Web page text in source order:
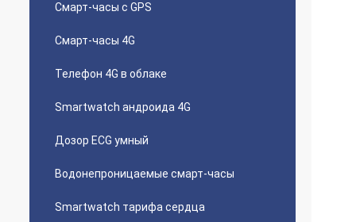
Смарт-часы с GPS
Смарт-часы 4G
Телефон 4G в облаке
Smartwatch андроида 4G
Дозор ECG умный
Водонепроницаемые смарт-часы
Smartwatch тарифа сердца